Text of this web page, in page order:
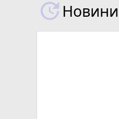
Новини